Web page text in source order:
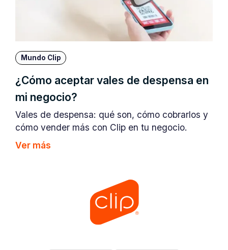
Mundo Clip
¿Cómo aceptar vales de despensa en
mi negocio?
Vales de despensa: qué son, cómo cobrarlos y
cómo vender más con Clip en tu negocio.
Ver más